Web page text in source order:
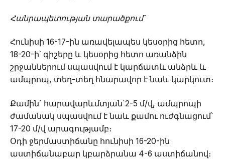
Հանրապետության տարածքում`
Հունիսի 16-17-ին առավելապես կեսօրից հետո,
18-20-ի՝ գիշերը և կեսօրից հետո առանձին
շրջաններում սպասվում է կարճատև անձրև և
ամպրոպ, տեղ-տեղ հնարավոր է նաև կարկուտ։
Քամին` հարավարևմտյան`2-5 մ/վ, ամպրոպի
ժամանակ սպասվում է նաև քամու ուժգնացում՝
17-20 մ/վ արագությամբ։
Օդի ջերմաստիճանը հունիսի 16-20-ին
աստիճանաբար կբարձրանա 4-6 աստիճանով։